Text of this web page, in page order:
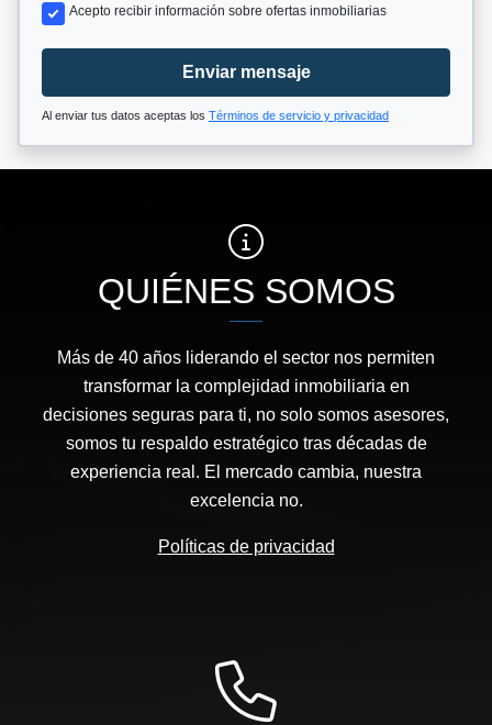
Acepto recibir información sobre ofertas inmobiliarias
Enviar mensaje
Al enviar tus datos aceptas los Términos de servicio y privacidad
QUIÉNES SOMOS
Más de 40 años liderando el sector nos permiten
transformar la complejidad inmobiliaria en
decisiones seguras para ti, no solo somos asesores,
somos tu respaldo estratégico tras décadas de
experiencia real. El mercado cambia, nuestra
excelencia no.
Políticas de privacidad